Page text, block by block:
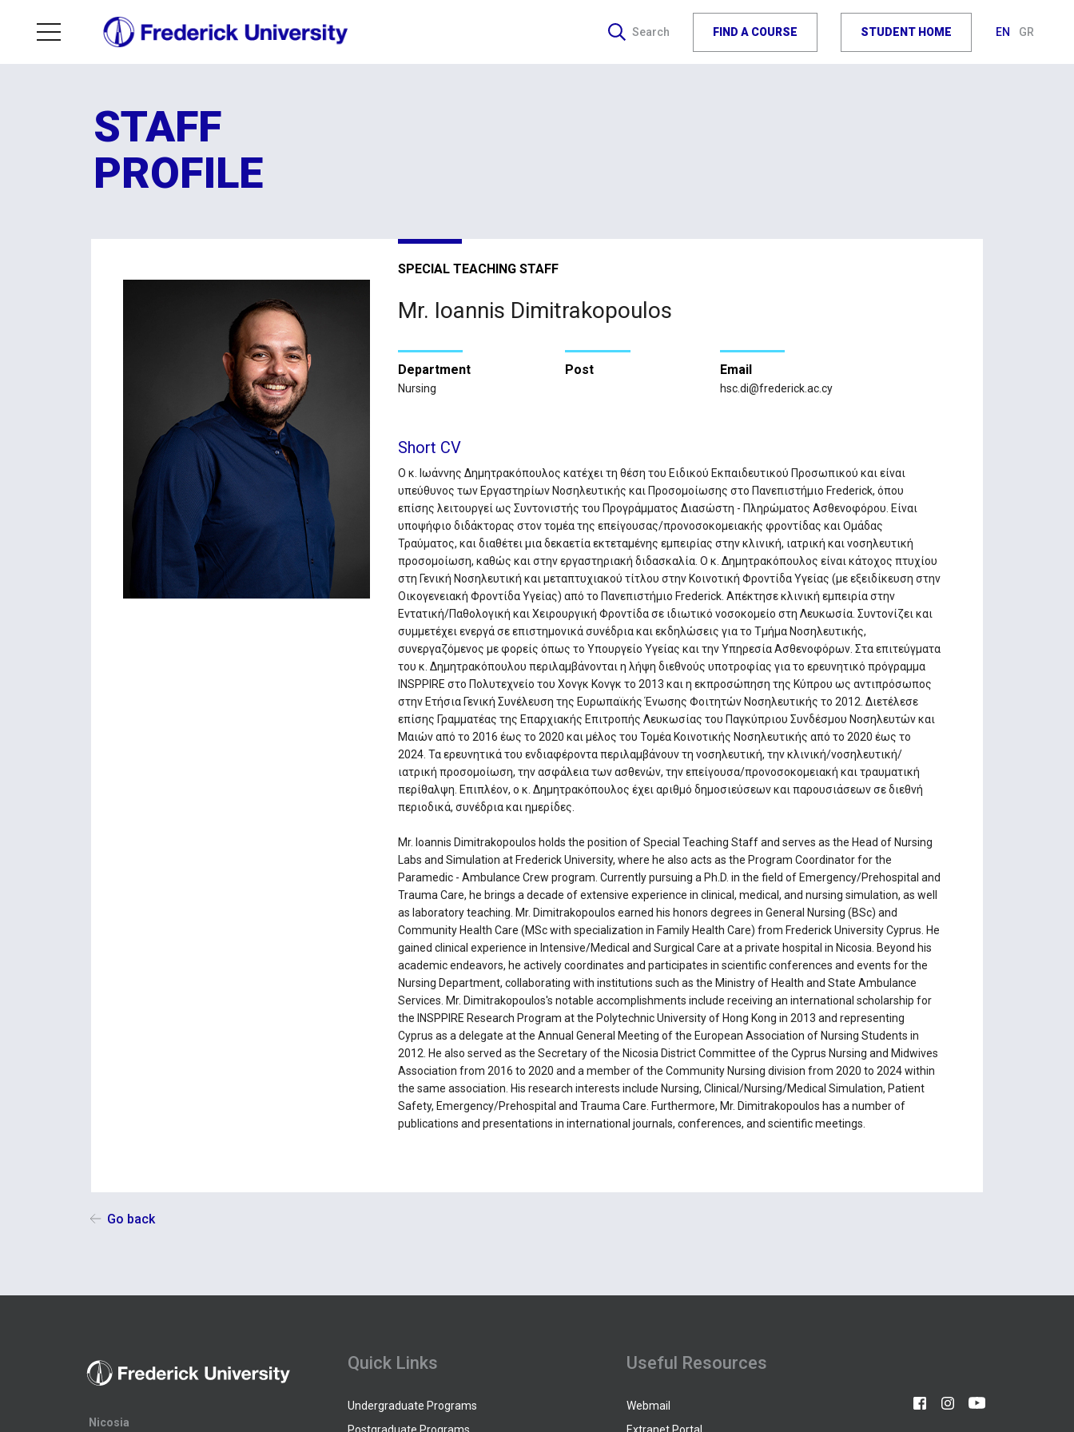
Search FIND A COURSE STUDENT HOME EN GR
STAFF
PROFILE
SPECIAL TEACHING STAFF
Mr. Ioannis Dimitrakopoulos
Department
Nursing
Post Email
hsc.di@frederick.ac.cy
Short CV
O κ. Ιωάννης Δημητρακόπουλος κατέχει τη θέση του Ειδικού Εκπαιδευτικού Προσωπικού και είναι
υπεύθυνος των Εργαστηρίων Νοσηλευτικής και Προσομοίωσης στο Πανεπιστήμιο Frederick, όπου
επίσης λειτουργεί ως Συντονιστής του Προγράμματος Διασώστη - Πληρώματος Ασθενοφόρου. Είναι
υποψήφιο διδάκτορας στον τομέα της επείγουσας/προνοσοκομειακής φροντίδας και Ομάδας
Τραύματος, και διαθέτει μια δεκαετία εκτεταμένης εμπειρίας στην κλινική, ιατρική και νοσηλευτική
προσομοίωση, καθώς και στην εργαστηριακή διδασκαλία. Ο κ. Δημητρακόπουλος είναι κάτοχος πτυχίου
στη Γενική Νοσηλευτική και μεταπτυχιακού τίτλου στην Κοινοτική Φροντίδα Υγείας (με εξειδίκευση στην
Οικογενειακή Φροντίδα Υγείας) από το Πανεπιστήμιο Frederick. Απέκτησε κλινική εμπειρία στην
Εντατική/Παθολογική και Χειρουργική Φροντίδα σε ιδιωτικό νοσοκομείο στη Λευκωσία. Συντονίζει και
συμμετέχει ενεργά σε επιστημονικά συνέδρια και εκδηλώσεις για το Τμήμα Νοσηλευτικής,
συνεργαζόμενος με φορείς όπως το Υπουργείο Υγείας και την Υπηρεσία Ασθενοφόρων. Στα επιτεύγματα
του κ. Δημητρακόπουλου περιλαμβάνονται η λήψη διεθνούς υποτροφίας για το ερευνητικό πρόγραμμα
INSPPIRE στο Πολυτεχνείο του Χονγκ Κονγκ το 2013 και η εκπροσώπηση της Κύπρου ως αντιπρόσωπος
στην Ετήσια Γενική Συνέλευση της Ευρωπαϊκής Ένωσης Φοιτητών Νοσηλευτικής το 2012. Διετέλεσε
επίσης Γραμματέας της Επαρχιακής Επιτροπής Λευκωσίας του Παγκύπριου Συνδέσμου Νοσηλευτών και
Μαιών από το 2016 έως το 2020 και μέλος του Τομέα Κοινοτικής Νοσηλευτικής από το 2020 έως το
2024. Τα ερευνητικά του ενδιαφέροντα περιλαμβάνουν τη νοσηλευτική, την κλινική/νοσηλευτική/
ιατρική προσομοίωση, την ασφάλεια των ασθενών, την επείγουσα/προνοσοκομειακή και τραυματική
περίθαλψη. Επιπλέον, ο κ. Δημητρακόπουλος έχει αριθμό δημοσιεύσεων και παρουσιάσεων σε διεθνή
περιοδικά, συνέδρια και ημερίδες.
Mr. Ioannis Dimitrakopoulos holds the position of Special Teaching Staff and serves as the Head of Nursing
Labs and Simulation at Frederick University, where he also acts as the Program Coordinator for the
Paramedic - Ambulance Crew program. Currently pursuing a Ph.D. in the field of Emergency/Prehospital and
Trauma Care, he brings a decade of extensive experience in clinical, medical, and nursing simulation, as well
as laboratory teaching. Mr. Dimitrakopoulos earned his honors degrees in General Nursing (BSc) and
Community Health Care (MSc with specialization in Family Health Care) from Frederick University Cyprus. He
gained clinical experience in Intensive/Medical and Surgical Care at a private hospital in Nicosia. Beyond his
academic endeavors, he actively coordinates and participates in scientific conferences and events for the
Nursing Department, collaborating with institutions such as the Ministry of Health and State Ambulance
Services. Mr. Dimitrakopoulos's notable accomplishments include receiving an international scholarship for
the INSPPIRE Research Program at the Polytechnic University of Hong Kong in 2013 and representing
Cyprus as a delegate at the Annual General Meeting of the European Association of Nursing Students in
2012. He also served as the Secretary of the Nicosia District Committee of the Cyprus Nursing and Midwives
Association from 2016 to 2020 and a member of the Community Nursing division from 2020 to 2024 within
the same association. His research interests include Nursing, Clinical/Nursing/Medical Simulation, Patient
Safety, Emergency/Prehospital and Trauma Care. Furthermore, Mr. Dimitrakopoulos has a number of
publications and presentations in international journals, conferences, and scientific meetings.
Go back
Nicosia
Quick Links
Undergraduate Programs
Useful Resources
Webmail